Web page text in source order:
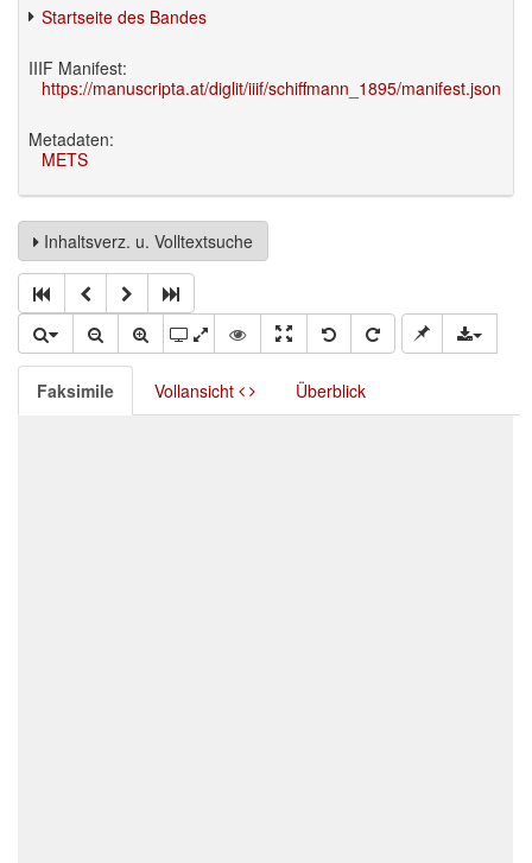
Startseite des Bandes
IIIF Manifest:
https://manuscripta.at/diglit/iiif/schiffmann_1895/manifest.json
Metadaten:
METS
Inhaltsverz. u. Volltextsuche
Faksimile Vollansicht Überblick